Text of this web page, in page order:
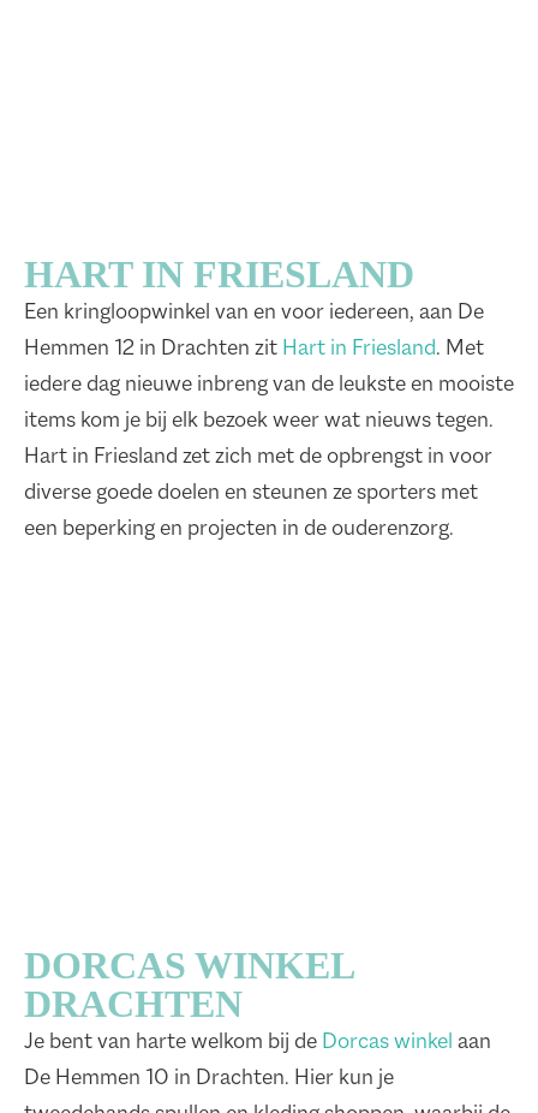
HART IN FRIESLAND
Een kringloopwinkel van en voor iedereen, aan De
Hemmen 12 in Drachten zit Hart in Friesland. Met
iedere dag nieuwe inbreng van de leukste en mooiste
items kom je bij elk bezoek weer wat nieuws tegen.
Hart in Friesland zet zich met de opbrengst in voor
diverse goede doelen en steunen ze sporters met
een beperking en projecten in de ouderenzorg.
DORCAS WINKEL
DRACHTEN
Je bent van harte welkom bij de Dorcas winkel aan
De Hemmen 10 in Drachten. Hier kun je